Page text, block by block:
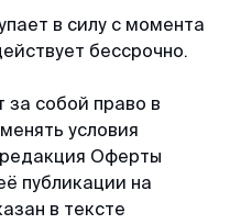
в силу с момента
бессрочно.
за собой право в
условия
Оферты
публикации на
в тексте